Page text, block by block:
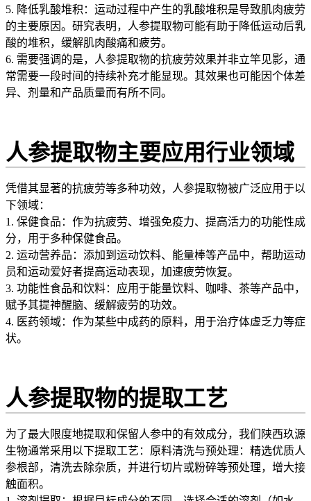
5. 降低乳酸堆积：运动过程中产生的乳酸堆积是导致肌肉疲劳
的主要原因。研究表明，人参提取物可能有助于降低运动后乳
酸的堆积，缓解肌肉酸痛和疲劳。
6. 需要强调的是，人参提取物的抗疲劳效果并非立竿见影，通
常需要一段时间的持续补充才能显现。其效果也可能因个体差
异、剂量和产品质量而有所不同。
人参提取物主要应用行业领域
凭借其显著的抗疲劳等多种功效，人参提取物被广泛应用于以
下领域：
1. 保健食品：作为抗疲劳、增强免疫力、提高活力的功能性成
分，用于多种保健食品。
2. 运动营养品：添加到运动饮料、能量棒等产品中，帮助运动
员和运动爱好者提高运动表现，加速疲劳恢复。
3. 功能性食品和饮料：应用于能量饮料、咖啡、茶等产品中，
赋予其提神醒脑、缓解疲劳的功效。
4. 医药领域：作为某些中成药的原料，用于治疗体虚乏力等症
状。
人参提取物的提取工艺
为了最大限度地提取和保留人参中的有效成分，我们陕西玖源
生物通常采用以下提取工艺：原料清洗与预处理：精选优质人
参根部，清洗去除杂质，并进行切片或粉碎等预处理，增大接
触面积。